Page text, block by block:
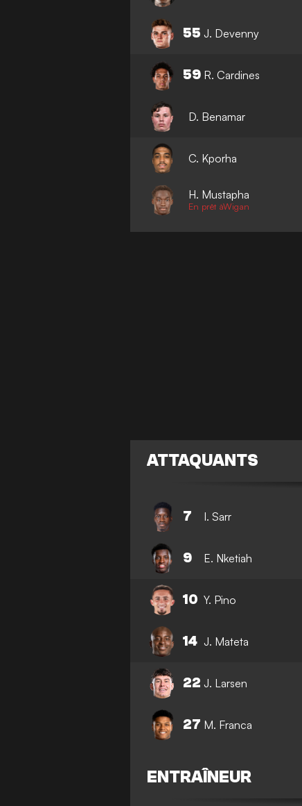
55 J. Devenny
59 R. Cardines
D. Benamar
C. Kporha
H. Mustapha
En prêt àWigan
ATTAQUANTS
7 I. Sarr
9 E. Nketiah
10 Y. Pino
14 J. Mateta
22 J. Larsen
27 M. Franca
ENTRAÎNEUR